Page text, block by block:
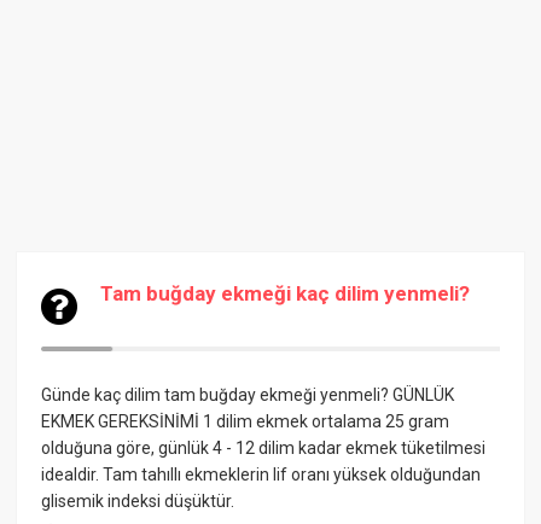
Tam buğday ekmeği kaç dilim yenmeli?
Günde kaç dilim tam buğday ekmeği yenmeli? GÜNLÜK
EKMEK GEREKSİNİMİ 1 dilim ekmek ortalama 25 gram
olduğuna göre, günlük 4 - 12 dilim kadar ekmek tüketilmesi
idealdir. Tam tahıllı ekmeklerin lif oranı yüksek olduğundan
glisemik indeksi düşüktür.